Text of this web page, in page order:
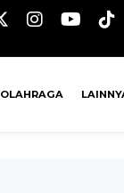
OLAHRAGA